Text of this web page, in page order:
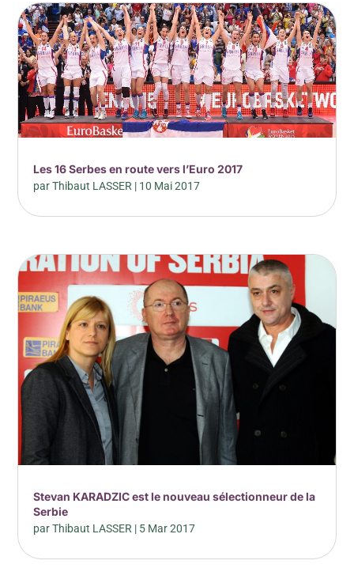
Les 16 Serbes en route vers l’Euro 2017
parThibaut LASSER | 10 Mai 2017
Stevan KARADZIC est le nouveau sélectionneur de la
Serbie
parThibaut LASSER | 5 Mar 2017